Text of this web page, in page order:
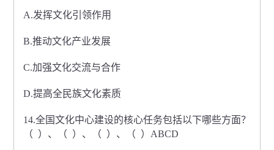
A.发挥文化引领作用
B.推动文化产业发展
C.加强文化交流与合作
D.提高全民族文化素质
14.全国文化中心建设的核心任务包括以下哪些方面？
（ ）、（ ）、（ ）、（ ）ABCD